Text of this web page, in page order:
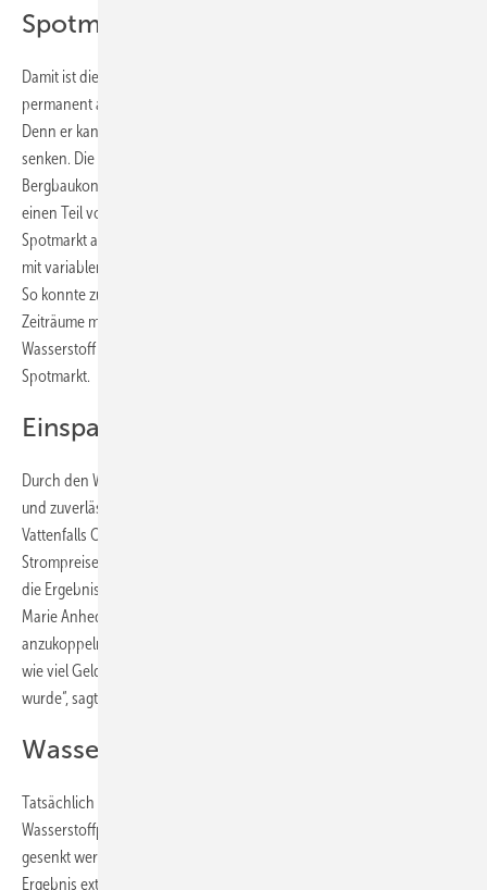
Spotmarkt gebunden
Damit ist die Versorgung des Stahlwerks mit grünem Wasserstoff
permanent abgesichert. Doch dies ist nur ein Vorteil des Speichers.
Denn er kann auch die Kosten für den grünen Wasserstoff drastisch
senken. Die Projektpartner Vattenfall, SSAB und der beteiligte
Bergbaukonzern LKAB, der Anteilseigner an SSAB ist, haben dazu
einen Teil von maximal fünf Megawatt der Wasserstoffproduktion am
Spotmarkt angeboten. Das Ziel war es, den Wasserstoff aus Ökostrom
mit variablem Strompreis zu möglichst niedrigen Kosten zu erzeugen.
So konnte zu bestimmten Tageszeiten oder während längerer
Zeiträume mit witterungsbedingt hohem Ökostromaufkommen der
Wasserstoff preiswerter erzeugt werden als ohne Anbindung an den
Spotmarkt.
Einsparungen in Echtzeit verfolgt
Durch den Wasserstoffspeicher war das kein Problem, da SSAB stetig
und zuverlässig mit Wasserstoff versorgt werden konnte. „Obwohl
Vattenfalls Optimierung des Handels und Betriebs anhand realer
Strompreise in eine Zeit mit geringen Preisschwankungen fiel, waren
die Ergebnisse sehr überzeugend“, resümiert Hybrit-Projektmanagerin
Marie Anhedenden einmonatigen Test, die Anlage an den Spotmarkt
anzukoppeln. „Bei diesem Praxistest konnten wir in Echtzeit verfolgen,
wie viel Geld durch die Nutzung der Speicheranlage eingespart
wurde“, sagt sie.
Wasserstoffpreise müssen sinken
Tatsächlich konnten die variablen Kosten für die
Wasserstoffproduktion mit dem Speicher um 25 bis 40 Prozent
gesenkt werden. Für die fossilfreie Stahlproduktion in Luleå ist dieses
Ergebnis extrem wichtig. Denn LKAB und SSAB wollen die Herstellung